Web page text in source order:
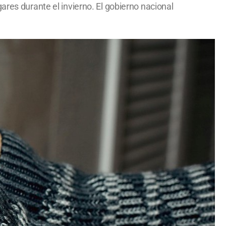
durante el invierno. El gobierno nacional